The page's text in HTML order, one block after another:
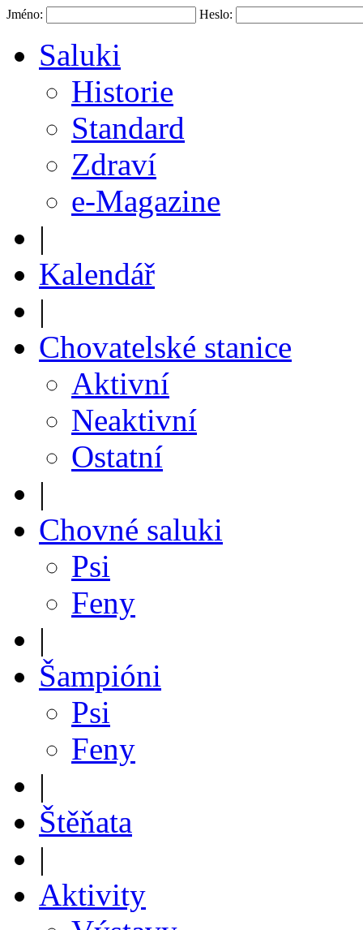
Jméno: Heslo:
Saluki
Historie
Standard
Zdraví
e-Magazine
|
Kalendář
|
Chovatelské stanice
Aktivní
Neaktivní
Ostatní
|
Chovné saluki
Psi
Feny
|
Šampióni
Psi
Feny
|
Štěňata
|
Aktivity